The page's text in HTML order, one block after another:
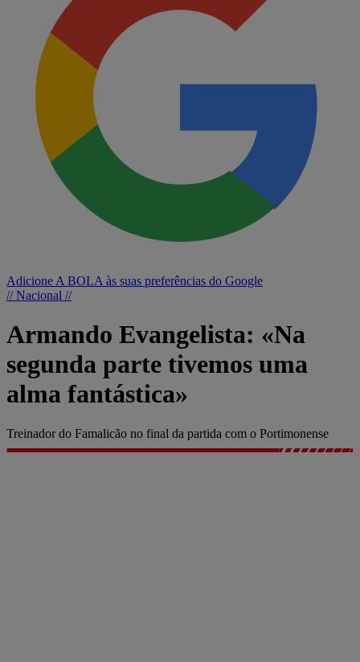
Adicione A BOLA às suas preferências do Google
// Nacional //
Armando Evangelista: «Na
segunda parte tivemos uma
alma fantástica»
Treinador do Famalicão no final da partida com o Portimonense